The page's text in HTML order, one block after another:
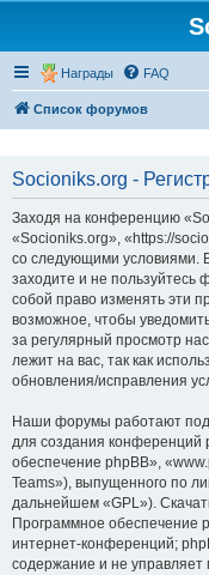
Награды FAQ
Список форумов
Socioniks.org -
Заходя на конференцию
«Socioniks.org», «https://
со следующими условиями.
заходите и не
собой право изменять эти
возможное, чтобы
за регулярный просмотр
лежит на вас, так как
обновления/исправления
Наши форумы работают под
для создания конференций
обеспечение phpBB»,
Teams»), выпущенного по
дальнейшем «GPL»).
Программное обеспечение
интернет-конференций;
содержание и не управляет